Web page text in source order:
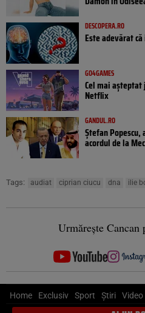
DESCOPERA.RO
Este adevărat
GO4GAMES
Cel mai
Netflix
GANDUL.RO
Ștefan Popescu,
acordul de la
Tags: audiat ciprian ciucu dna ilie
Urmărește
Home Exclusiv Sport Știri Video